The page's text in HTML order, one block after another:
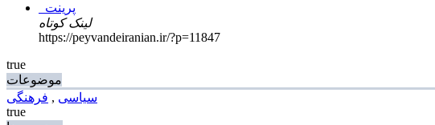
پرینت
لینک کوتاه
https://peyvandeiranian.ir/?p=11847
true
موضوعات
سیاسی , فرهنگی
true